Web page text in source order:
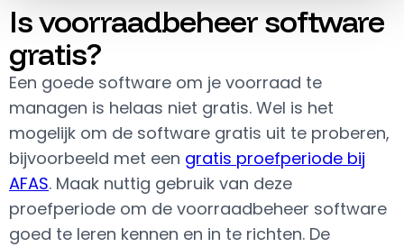
Is voorraadbeheer software
gratis?
Een goede software om je voorraad te
managen is helaas niet gratis. Wel is het
mogelijk om de software gratis uit te proberen,
bijvoorbeeld met een gratis proefperiode bij
AFAS. Maak nuttig gebruik van deze
proefperiode om de voorraadbeheer software
goed te leren kennen en in te richten. De